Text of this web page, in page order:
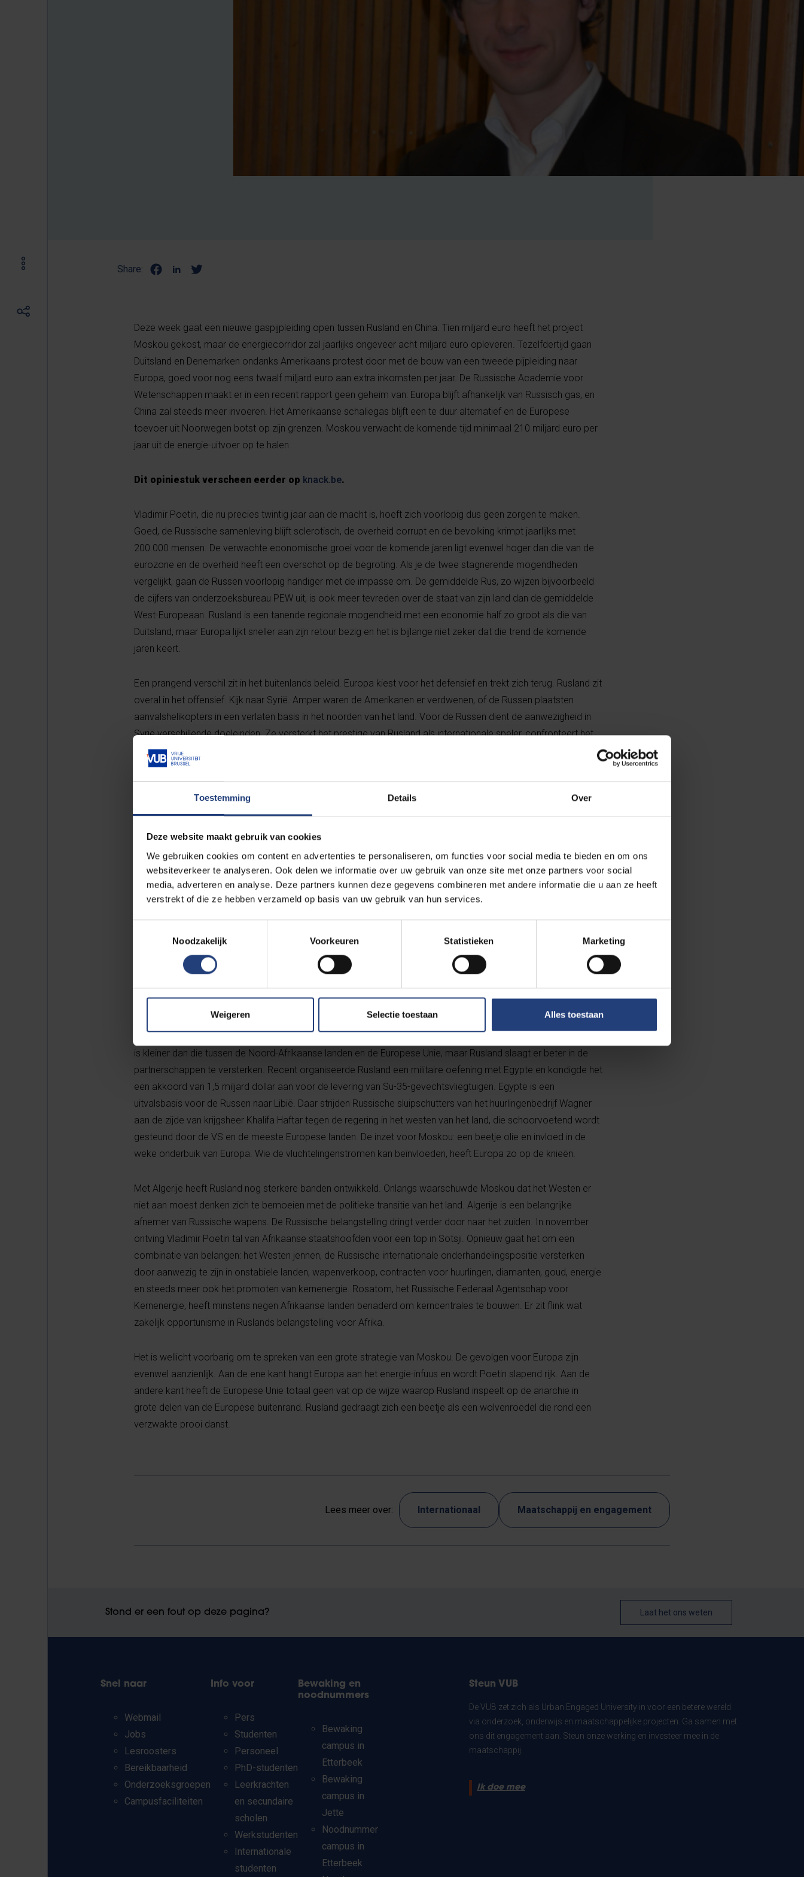
Toestemming Details Over
Deze website maakt gebruik van cookies
We gebruiken cookies om content en advertenties te personaliseren, om functies voor social media te bieden en om ons
websiteverkeer te analyseren. Ook delen we informatie over uw gebruik van onze site met onze partners voor social
media, adverteren en analyse. Deze partners kunnen deze gegevens combineren met andere informatie die u aan ze heeft
verstrekt of die ze hebben verzameld op basis van uw gebruik van hun services.
Noodzakelijk
Voorkeuren Statistieken Marketing
Weigeren Selectie toestaan Alles toestaan
Share:
Deze week gaat een nieuwe gaspijpleiding open tussen Rusland en China. Tien miljard euro heeft het project
Moskou gekost, maar de energiecorridor zal jaarlijks ongeveer acht miljard euro opleveren. Tezelfdertijd gaan
Duitsland en Denemarken ondanks Amerikaans protest door met de bouw van een tweede pijpleiding naar
Europa, goed voor nog eens twaalf miljard euro aan extra inkomsten per jaar. De Russische Academie voor
Wetenschappen maakt er in een recent rapport geen geheim van: Europa blijft afhankelijk van Russisch gas, en
China zal steeds meer invoeren. Het Amerikaanse schaliegas blijft een te duur alternatief en de Europese
toevoer uit Noorwegen botst op zijn grenzen. Moskou verwacht de komende tijd minimaal 210 miljard euro per
jaar uit de energie-uitvoer op te halen.
Dit opiniestuk verscheen eerder op knack.be.
Vladimir Poetin, die nu precies twintig jaar aan de macht is, hoeft zich voorlopig dus geen zorgen te maken.
Goed, de Russische samenleving blijft sclerotisch, de overheid corrupt en de bevolking krimpt jaarlijks met
200.000 mensen. De verwachte economische groei voor de komende jaren ligt evenwel hoger dan die van de
eurozone en de overheid heeft een overschot op de begroting. Als je de twee stagnerende mogendheden
vergelijkt, gaan de Russen voorlopig handiger met de impasse om. De gemiddelde Rus, zo wijzen bijvoorbeeld
de cijfers van onderzoeksbureau PEW uit, is ook meer tevreden over de staat van zijn land dan de gemiddelde
West-Europeaan. Rusland is een tanende regionale mogendheid met een economie half zo groot als die van
Duitsland, maar Europa lijkt sneller aan zijn retour bezig en het is bijlange niet zeker dat die trend de komende
jaren keert.
Een prangend verschil zit in het buitenlands beleid. Europa kiest voor het defensief en trekt zich terug. Rusland zit
overal in het offensief. Kijk naar Syrië. Amper waren de Amerikanen er verdwenen, of de Russen plaatsten
aanvalshelikopters in een verlaten basis in het noorden van het land. Voor de Russen dient de aanwezigheid in
Syrië verschillende doeleinden. Ze versterkt het prestige van Rusland als internationale speler, confronteert het
Westen met zijn impotentie en levert met de marinebasis van Tartus een steunpunt in de Middellandse Zee op.
Syrië bood een unieke kans om Washington in zijn hemd te zetten. Daarbovenop kunnen de Russen geld
verdienen aan de uitvoer van olie naar het land en het opsporen van aardgas voor de Syrische kust.
De EU heeft geen vat op de wijze waarop
Ook in Noord-Afrika is Rusland aan een charmeoffensief begonnen. De Russische handel met de meeste landen
is kleiner dan die tussen de Noord-Afrikaanse landen en de Europese Unie, maar Rusland slaagt er beter in de
partnerschappen te versterken. Recent organiseerde Rusland een militaire oefening met Egypte en kondigde het
een akkoord van 1,5 miljard dollar aan voor de levering van Su-35-gevechtsvliegtuigen. Egypte is een
uitvalsbasis voor de Russen naar Libië. Daar strijden Russische sluipschutters van het huurlingenbedrijf Wagner
aan de zijde van krijgsheer Khalifa Haftar tegen de regering in het westen van het land, die schoorvoetend wordt
gesteund door de VS en de meeste Europese landen. De inzet voor Moskou: een beetje olie en invloed in de
weke onderbuik van Europa. Wie de vluchtelingenstromen kan beïnvloeden, heeft Europa zo op de knieën.
Met Algerije heeft Rusland nog sterkere banden ontwikkeld. Onlangs waarschuwde Moskou dat het Westen er
niet aan moest denken zich te bemoeien met de politieke transitie van het land. Algerije is een belangrijke
afnemer van Russische wapens. De Russische belangstelling dringt verder door naar het zuiden. In november
ontving Vladimir Poetin tal van Afrikaanse staatshoofden voor een top in Sotsji. Opnieuw gaat het om een
combinatie van belangen: het Westen jennen, de Russische internationale onderhandelingspositie versterken
door aanwezig te zijn in onstabiele landen, wapenverkoop, contracten voor huurlingen, diamanten, goud, energie
en steeds meer ook het promoten van kernenergie. Rosatom, het Russische Federaal Agentschap voor
Kernenergie, heeft minstens negen Afrikaanse landen benaderd om kerncentrales te bouwen. Er zit flink wat
zakelijk opportunisme in Ruslands belangstelling voor Afrika.
Het is wellicht voorbarig om te spreken van een grote strategie van Moskou. De gevolgen voor Europa zijn
evenwel aanzienlijk. Aan de ene kant hangt Europa aan het energie-infuus en wordt Poetin slapend rijk. Aan de
andere kant heeft de Europese Unie totaal geen vat op de wijze waarop Rusland inspeelt op de anarchie in
grote delen van de Europese buitenrand. Rusland gedraagt zich een beetje als een wolvenroedel die rond een
verzwakte prooi danst.
Lees meer over: Internationaal Maatschappij en engagement
Stond er een fout op deze pagina? Laat het ons weten
Snel naar
Webmail
Jobs
Lesroosters
Bereikbaarheid
Onderzoeksgroepen
Campusfaciliteiten
Info voor
Pers
Studenten
Personeel
PhD-studenten
Leerkrachten
en secundaire
scholen
Werkstudenten
Internationale
studenten
Bewaking en
noodnummers
Bewaking
campus in
Etterbeek
Bewaking
campus in
Jette
Noodnummer
campus in
Etterbeek
Steun VUB
De VUB zet zich als Urban Engaged University in voor een betere wereld
via onderzoek, onderwijs en maatschappelijke projecten. Ga samen met
ons dit engagement aan. Steun onze werking en investeer mee in de
maatschappij.
Ik doe mee